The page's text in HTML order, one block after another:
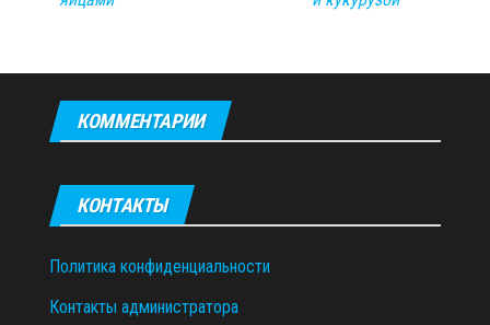
КОММЕНТАРИИ
КОНТАКТЫ
Политика конфиденциальности
Контакты администратора